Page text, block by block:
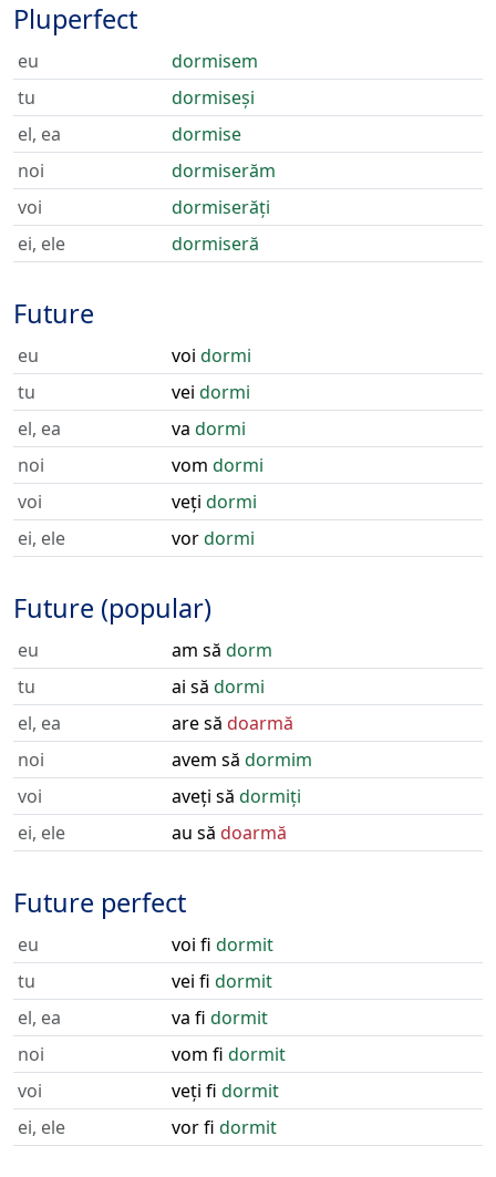
Pluperfect
eu
dormisem
tu
dormiseși
el, ea
dormise
noi
dormiserăm
voi
dormiserăți
ei, ele
dormiseră
Future
eu voi dormi
tu
vei dormi
el, ea
va dormi
noi
vom dormi
voi
veți dormi
ei, ele
vordormi
Future (popular)
eu am să dorm
tu
ai să dormi
el, ea
are să doarmă
noi
avem să dormim
voi
aveți să dormiți
ei, ele
au să doarmă
Future perfect
eu voi fi dormit
tu
vei fi dormit
el, ea
va fi dormit
noi
vom fi dormit
voi
veți fi dormit
ei, ele
vor fi dormit